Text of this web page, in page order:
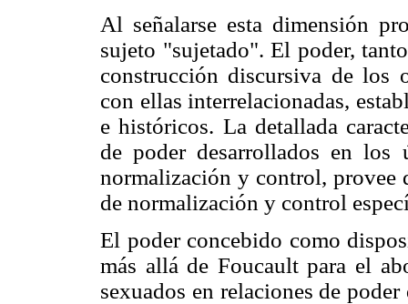
Al señalarse esta dimensión
sujeto "sujetado". El poder,
construcción discursiva de los
con ellas interrelacionadas,
e históricos. La detallada
de poder desarrollados en
normalización y control, provee
de normalización y control
El poder concebido como
más allá de Foucault para el
sexuados en relaciones de